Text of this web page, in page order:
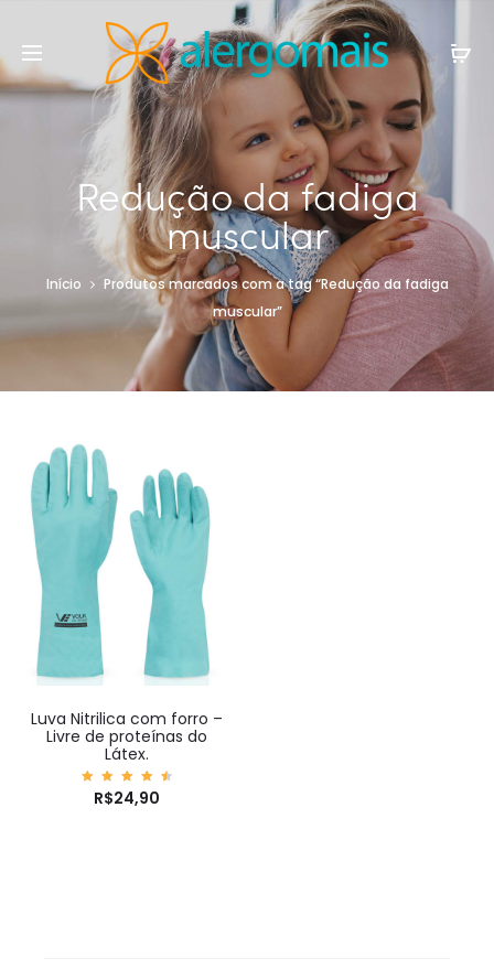
Redução da fadiga
muscular
Início
Produtos marcados com a tag “Redução da fadiga
muscular”
Luva Nitrilica com forro –
Livre de proteínas do
Látex.
Avalia
ção
R$24,90